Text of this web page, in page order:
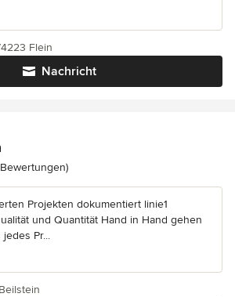
Nachricht
Flein
5 von 5 Sternen
Projekten dokumentiert linie1
und Quantität Hand in Hand gehen
Pr...